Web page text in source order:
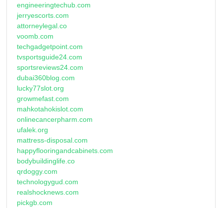
engineeringtechub.com
jerryescorts.com
attorneylegal.co
voomb.com
techgadgetpoint.com
tvsportsguide24.com
sportsreviews24.com
dubai360blog.com
lucky77slot.org
growmefast.com
mahkotahokislot.com
onlinecancerpharm.com
ufalek.org
mattress-disposal.com
happyflooringandcabinets.com
bodybuildinglife.co
qrdoggy.com
technologygud.com
realshocknews.com
pickgb.com